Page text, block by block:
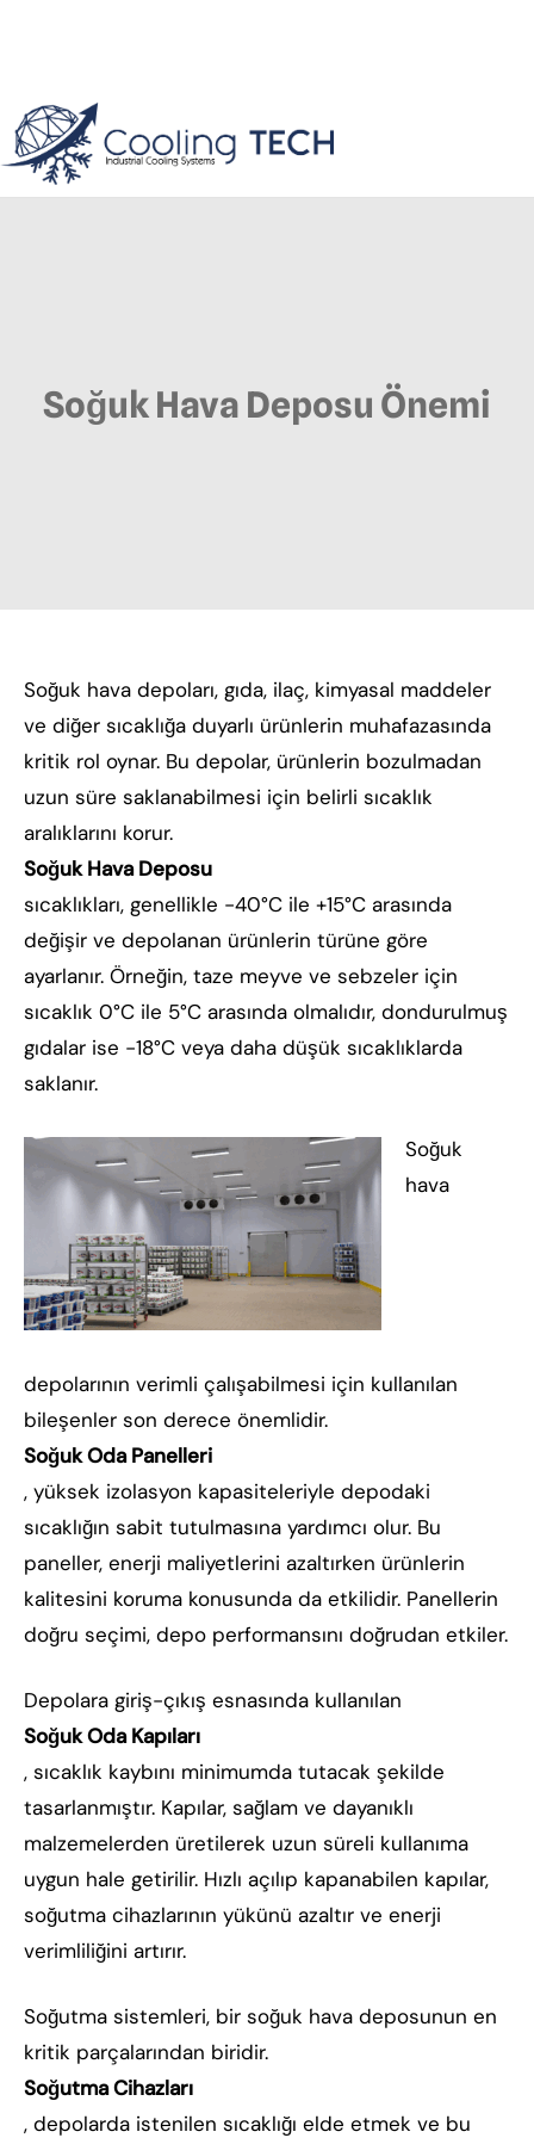
Soğuk Hava Deposu Önemi
Soğuk hava depoları, gıda, ilaç, kimyasal maddeler
ve diğer sıcaklığa duyarlı ürünlerin muhafazasında
kritik rol oynar. Bu depolar, ürünlerin bozulmadan
uzun süre saklanabilmesi için belirli sıcaklık
aralıklarını korur.
Soğuk Hava Deposu
sıcaklıkları, genellikle -40°C ile +15°C arasında
değişir ve depolanan ürünlerin türüne göre
ayarlanır. Örneğin, taze meyve ve sebzeler için
sıcaklık 0°C ile 5°C arasında olmalıdır, dondurulmuş
gıdalar ise -18°C veya daha düşük sıcaklıklarda
saklanır.
Soğuk
hava
depolarının verimli çalışabilmesi için kullanılan
bileşenler son derece önemlidir.
Soğuk Oda Panelleri
, yüksek izolasyon kapasiteleriyle depodaki
sıcaklığın sabit tutulmasına yardımcı olur. Bu
paneller, enerji maliyetlerini azaltırken ürünlerin
kalitesini koruma konusunda da etkilidir. Panellerin
doğru seçimi, depo performansını doğrudan etkiler.
Depolara giriş-çıkış esnasında kullanılan
Soğuk Oda Kapıları
, sıcaklık kaybını minimumda tutacak şekilde
tasarlanmıştır. Kapılar, sağlam ve dayanıklı
malzemelerden üretilerek uzun süreli kullanıma
uygun hale getirilir. Hızlı açılıp kapanabilen kapılar,
soğutma cihazlarının yükünü azaltır ve enerji
verimliliğini artırır.
Soğutma sistemleri, bir soğuk hava deposunun en
kritik parçalarından biridir.
Soğutma Cihazları
, depolarda istenilen sıcaklığı elde etmek ve bu